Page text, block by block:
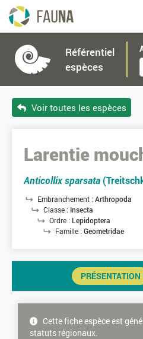
Référentiel
espèces
Voir toutes les espèces
Larentie
Anticollix sparsata
Embranchement : Arthropoda
Classe : Insecta
Ordre : Lepidoptera
Famille : Geometridae
PRÉSENTATION
Cette fiche espèce est
statuts régionaux.